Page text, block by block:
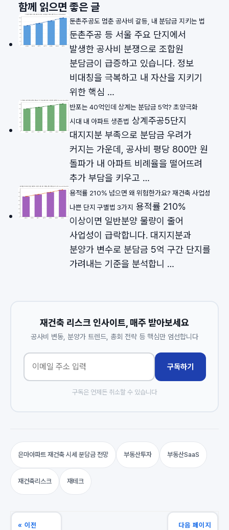
함께 읽으면 좋은 글
둔촌주공도 멈춘 공사비 갈등, 내 분담금 지키는 법
둔촌주공 등 서울 주요 단지에서
발생한 공사비 분쟁으로 조합원
분담금이 급증하고 있습니다. 정보
비대칭을 극복하고 내 자산을 지키기
위한 핵심 …
반포는 40억인데 상계는 분담금 5억? 초양극화
시대 내 아파트 생존법 상계주공5단지
대지지분 부족으로 분담금 우려가
커지는 가운데, 공사비 평당 800만 원
돌파가 내 아파트 비례율을 떨어뜨려
추가 부담을 키우고 …
용적률 210% 넘으면 왜 위험한가요? 재건축 사업성
나쁜 단지 구별법 3가지 용적률 210%
이상이면 일반분양 물량이 줄어
사업성이 급락합니다. 대지지분과
분양가 변수로 분담금 5억 구간 단지를
가려내는 기준을 분석합니 …
재건축 리스크 인사이트, 매주 받아보세요
공사비 변동, 분양가 트렌드, 총회 전략 등 핵심만 엄선합니다
구독하기
구독은 언제든 취소할 수 있습니다
은마아파트 재건축 시세 분담금 전망 부동산투자 부동산SaaS
재건축리스크 재테크
« 이전 다음 페이지